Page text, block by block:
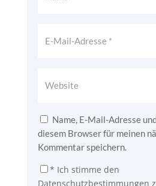
Name, E-Mail-Adresse
diesem Browser für meinen
Kommentar speichern.
* Ich stimme den
Datenschutzbestimmungen